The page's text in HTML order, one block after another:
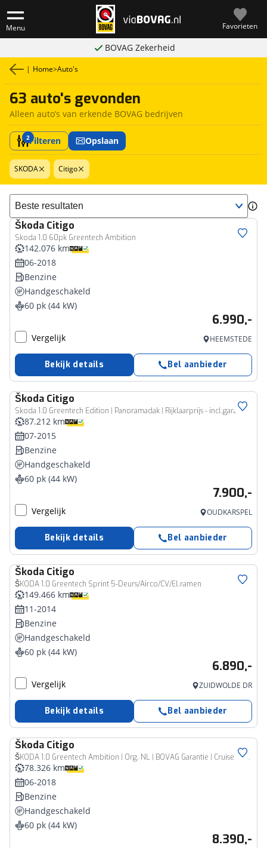
Menu Favorieten
BOVAG Zekerheid
| Home>Auto's
63 auto's gevonden
Alleen auto’s van erkende BOVAG bedrijven
2Filteren Opslaan
SKODA Citigo
Sorteer resultaten
Škoda Citigo
Skoda 1.0 60pk Greentech Ambition
142.076 km
06-2018
Benzine
Handgeschakeld
60 pk (44 kW)
6.990,-
Vergelijk HEEMSTEDE
Bekijk details Bel aanbieder
Škoda Citigo
Skoda 1.0 Greentech Edition | Panoramadak | Rijklaarprijs - incl.garantie
87.212 km
07-2015
Benzine
Handgeschakeld
60 pk (44 kW)
7.900,-
Vergelijk OUDKARSPEL
Bekijk details Bel aanbieder
Škoda Citigo
ŠKODA 1.0 Greentech Sprint 5-Deurs/Airco/CV/El.ramen
149.466 km
11-2014
Benzine
Handgeschakeld
60 pk (44 kW)
6.890,-
Vergelijk ZUIDWOLDE DR
Bekijk details Bel aanbieder
Škoda Citigo
ŠKODA 1.0 Greentech Ambition | Org. NL | BOVAG Garantie | Cruise Control | Airco | All Season Banden | Bluetooth Telefoonverbinding | LED Dagrijverlichting |
78.326 km
06-2018
Benzine
Handgeschakeld
60 pk (44 kW)
8.390,-